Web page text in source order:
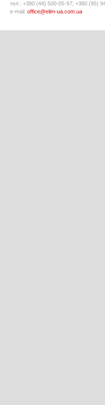
тел.: +380 (44) 500-05-97; +380 (95)
e-mail: office@elim-ua.com.ua